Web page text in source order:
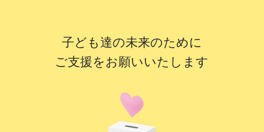
子ども達の未来のために
ご支援をお願いいたします